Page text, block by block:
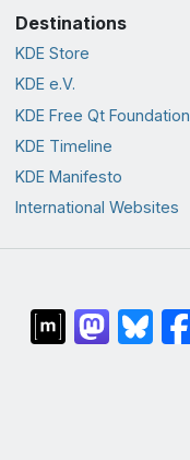
Destinations
KDE Store
KDE e.V.
KDE Free Qt Foundation
KDE Timeline
KDE Manifesto
International Websites